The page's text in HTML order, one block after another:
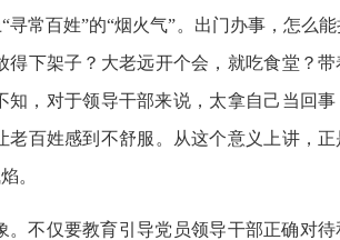
常百姓”的“烟火气”。出门办事，怎么
下架子？大老远开个会，就吃食堂？带
，对于领导干部来说，太拿自己当回事
百姓感到不舒服。从这个意义上讲，正
。
不仅要教育引导党员领导干部正确对待